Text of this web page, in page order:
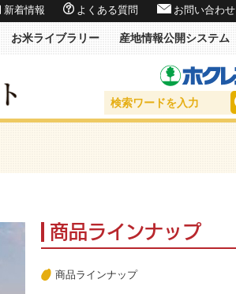
新着情報 よくある質問 お問い合わせ
お米ライブラリー 産地情報公開システム
商品ラインナップ
商品ラインナップ